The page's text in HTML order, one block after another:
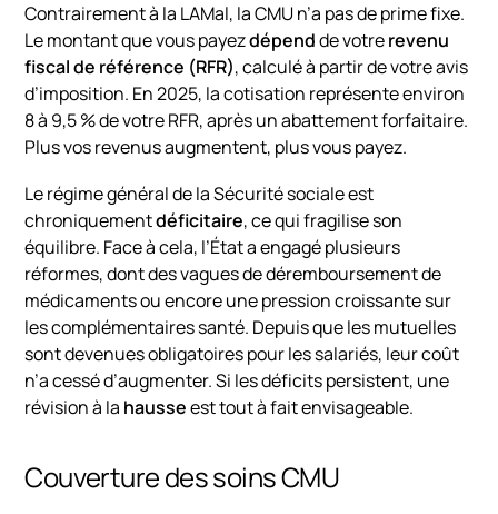
Contrairement à la LAMal, la CMU n’a pas de prime fixe.
Le montant que vous payezdépendde votrerevenu
fiscal de référence (RFR), calculé à partir de votre avis
d’imposition. En 2025, la cotisation représente environ
8 à 9,5 % de votre RFR, après un abattement forfaitaire.
Plus vos revenus augmentent, plus vous payez.
Le régime général de la Sécurité sociale est
chroniquementdéficitaire, ce qui fragilise son
équilibre. Face à cela, l’État a engagé plusieurs
réformes, dont des vagues de déremboursement de
médicaments ou encore une pression croissante sur
les complémentaires santé. Depuis que les mutuelles
sont devenues obligatoires pour les salariés, leur coût
n’a cessé d’augmenter. Si les déficits persistent, une
révision à la hausseest tout à fait envisageable.
Couverture des soins CMU